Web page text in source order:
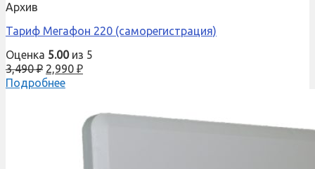
Архив
Тариф Мегафон 220 (саморегистрация)
Оценка 5.00из 5
3,490₽ 2,990 ₽
Подробнее